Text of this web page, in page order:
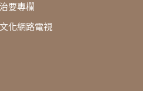
要專欄
化網路電視